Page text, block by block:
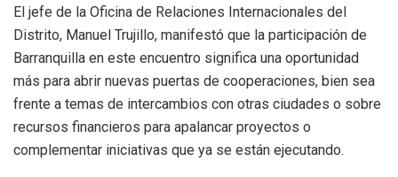
El jefe de la Oficina de Relaciones Internacionales del
Distrito, Manuel Trujillo, manifestó que la participación de
Barranquilla en este encuentro significa una oportunidad
más para abrir nuevas puertas de cooperaciones, bien sea
frente a temas de intercambios con otras ciudades o sobre
recursos financieros para apalancar proyectos o
complementar iniciativas que ya se están ejecutando.